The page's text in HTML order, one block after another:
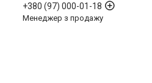
+380 (97) 000-01-18
Менеджер з продажу